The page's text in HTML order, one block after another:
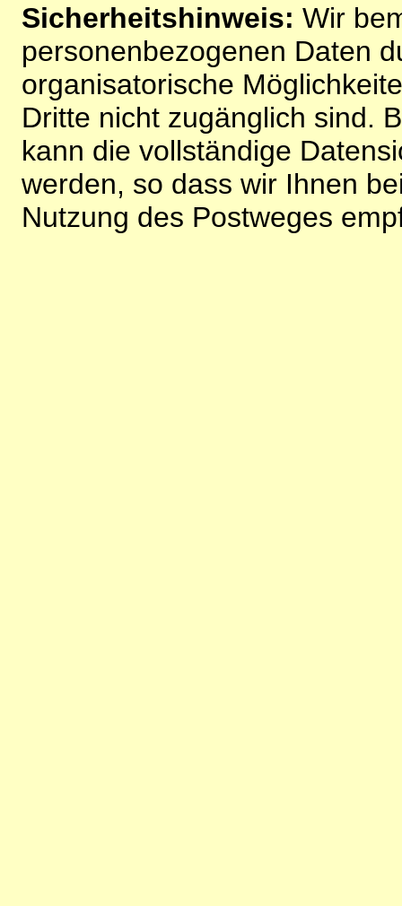
Sicherheitshinweis: Wir
personenbezogenen Daten
organisatorische
Dritte nicht zugänglich sind.
kann die vollständige
werden, so dass wir Ihnen
Nutzung des Postweges